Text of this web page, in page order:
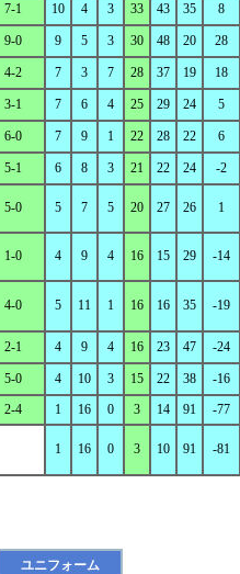
7-1 10 4 3 33 43 35 8
9-0 9 5 3 30 48 20 28
4-2 7 3 7 28 37 19 18
3-1 7 6 4 25 29 24 5
6-0 7 9 1 22 28 22 6
5-1 6 8 3 21 22 24 -2
5-0 5 7 5 20 27 26 1
1-0 4 9 4 16 15 29 -14
4-0 5 11 1 16 16 35 -19
2-1 4 9 4 16 23 47 -24
5-0 4 10 3 15 22 38
-16
2-4 1 16 0 3 14 91 -77
1 16 0 3 10 91 -81
ユニフォーム